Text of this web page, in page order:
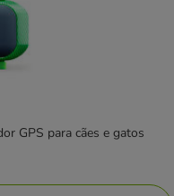
GPS para cães e gatos